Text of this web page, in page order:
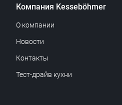
Компания Kesseböhmer
О компании
Новости
Контакты
Тест-драйв кухни